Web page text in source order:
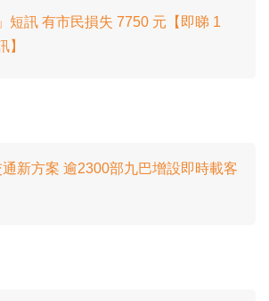
短訊 有市民損失 7750 元【即睇 1
】
新方案 逾2300部九巴增設即時載客